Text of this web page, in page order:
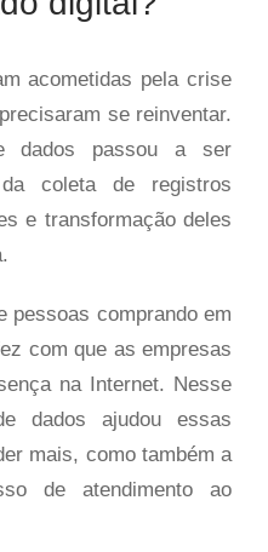
acometidas pela crise
se reinventar.
dados passou a ser
coleta de registros
e transformação deles
pessoas comprando em
com que as empresas
na Internet. Nesse
dados ajudou essas
mais, como também a
de atendimento ao